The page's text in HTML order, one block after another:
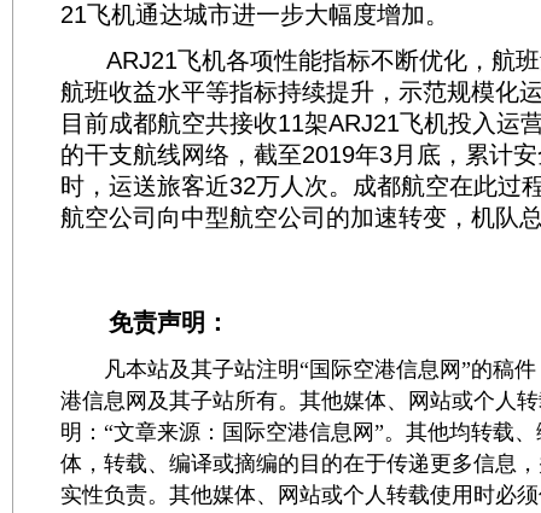
21飞机通达城市进一步大幅度增加。
ARJ21飞机各项性能指标不断优化，航班
航班收益水平等指标持续提升，示范规模化
目前成都航空共接收11架ARJ21飞机投入运
的干支航线网络，截至2019年3月底，累计
时，运送旅客近32万人次。成都航空在此过
航空公司向中型航空公司的加速转变，机队
免责声明：
凡本站及其子站注明“国际空港信息网”的稿件
港信息网及其子站所有。其他媒体、网站或个人
明：“文章来源：国际空港信息网”。其他均转载
体，转载、编译或摘编的目的在于传递更多信息
实性负责。其他媒体、网站或个人转载使用时必